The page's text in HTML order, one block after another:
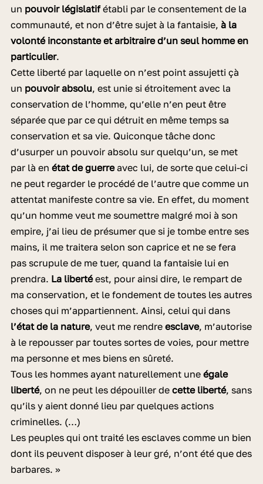
un pouvoir législatifétabli par le consentement de la
communauté, et non d’être sujet à la fantaisie, à la
volonté inconstante et arbitraire d’un seul homme en
particulier.
Cette liberté par laquelle on n’est point assujetti çà
un pouvoir absolu, est unie si étroitement avec la
conservation de l’homme, qu’elle n’en peut être
séparée que par ce qui détruit en même temps sa
conservation et sa vie. Quiconque tâche donc
d’usurper un pouvoir absolu sur quelqu’un, se met
par là en état de guerreavec lui, de sorte que celui-ci
ne peut regarder le procédé de l’autre que comme un
attentat manifeste contre sa vie. En effet, du moment
qu’un homme veut me soumettre malgré moi à son
empire, j’ai lieu de présumer que si je tombe entre ses
mains, il me traitera selon son caprice et ne se fera
pas scrupule de me tuer, quand la fantaisie lui en
prendra. La libertéest, pour ainsi dire, le rempart de
ma conservation, et le fondement de toutes les autres
choses qui m’appartiennent. Ainsi, celui qui dans
l’état de la nature, veut me rendre esclave, m’autorise
à le repousser par toutes sortes de voies, pour mettre
ma personne et mes biens en sûreté.
Tous les hommes ayant naturellement une égale
liberté, on ne peut les dépouiller de cette liberté, sans
qu’ils y aient donné lieu par quelques actions
criminelles. (…)
Les peuples qui ont traité les esclaves comme un bien
dont ils peuvent disposer à leur gré, n’ont été que des
barbares. »